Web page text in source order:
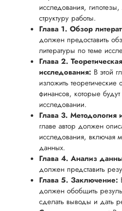
исследования,
структуру работы.
Глава 1. Обзор
должен предоставить
литературы по теме
Глава 2.
исследования: В этой
изложить
финансов, которые
исследовании.
Глава 3. Методология
главе автор должен
исследования, включая
данных.
Глава 4. Анализ
должен представить
Глава 5. Заключение:
должен обобщить
сделать выводы и дать